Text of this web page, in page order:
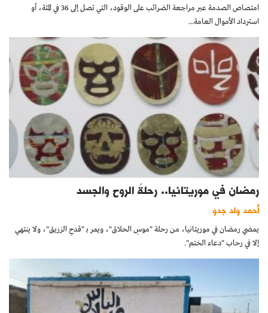
امتصاص الصدمة عبر مراجعة الضرائب على الوقود، التي تصل إلى 36 في المئة، أو
استرداد الأموال العامة...
رمضان في موريتانيا.. رحلةُ الروح والجسد
أحمد ولد جدو
يمضي رمضان في موريتانيا، من رحلة "موسِ الحلاق"، ويمر بـ "قدحِ الزريق"، ولا ينتهي
إلا في رحاب "دعاء الختم".